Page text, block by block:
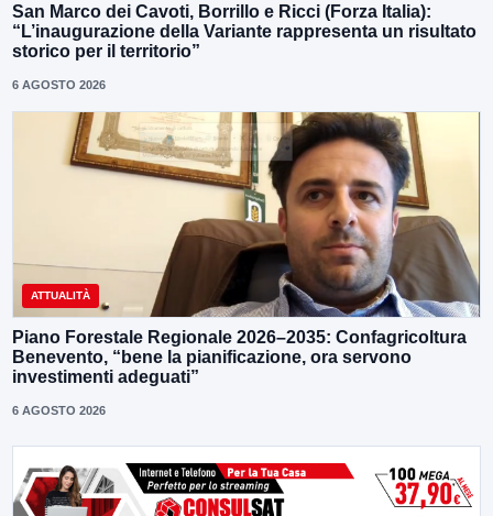
San Marco dei Cavoti, Borrillo e Ricci (Forza Italia):
“L’inaugurazione della Variante rappresenta un risultato
storico per il territorio”
6 AGOSTO 2026
ATTUALITÀ
Piano Forestale Regionale 2026–2035: Confagricoltura
Benevento, “bene la pianificazione, ora servono
investimenti adeguati”
6 AGOSTO 2026